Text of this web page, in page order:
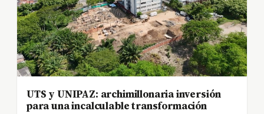
UTS y UNIPAZ: archimillonaria inversión
para una incalculable transformación